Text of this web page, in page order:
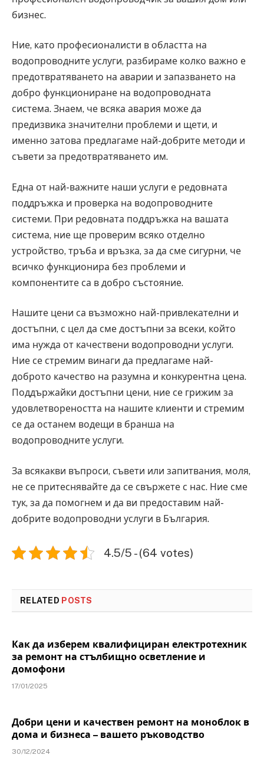
бизнес.
Ние, като професионалисти в областта на
водопроводните услуги, разбираме колко важно е
предотвратяването на аварии и запазването на
добро функциониране на водопроводната
система. Знаем, че всяка авария може да
предизвика значителни проблеми и щети, и
именно затова предлагаме най-добрите методи и
съвети за предотвратяването им.
Една от най-важните наши услуги е редовната
поддръжка и проверка на водопроводните
системи. При редовната поддръжка на вашата
система, ние ще проверим всяко отделно
устройство, тръба и връзка, за да сме сигурни, че
всичко функционира без проблеми и
компонентите са в добро състояние.
Нашите цени са възможно най-привлекателни и
достъпни, с цел да сме достъпни за всеки, който
има нужда от качествени водопроводни услуги.
Ние се стремим винаги да предлагаме най-
доброто качество на разумна и конкурентна цена.
Поддържайки достъпни цени, ние се грижим за
удовлетвореността на нашите клиенти и стремим
се да останем водещи в бранша на
водопроводните услуги.
За всякакви въпроси, съвети или запитвания, моля,
не се притеснявайте да се свържете с нас. Ние сме
тук, за да помогнем и да ви предоставим най-
добрите водопроводни услуги в България.
4.5/5 - (64 votes)
RELATED POSTS
Как да изберем квалифициран електротехник
за ремонт на стълбищно осветление и
домофони
17/01/2025
Добри цени и качествен ремонт на моноблок в
дома и бизнеса – вашето ръководство
30/12/2024